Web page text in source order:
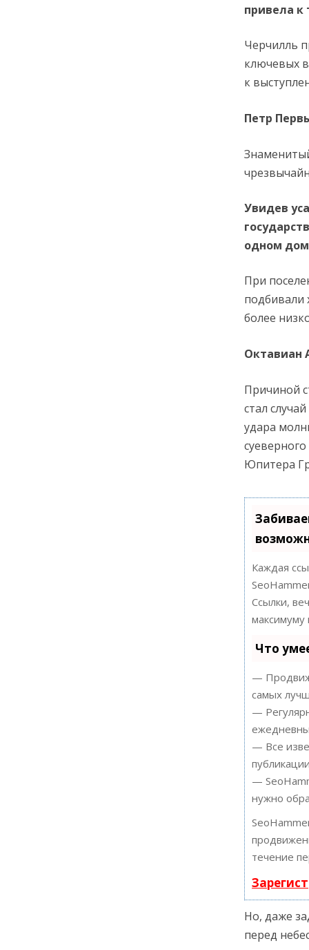
привела к
Черчилль
ключевых
к
Петр
Увидев
одном
При
подбивали
более
Октавиан
Причиной
стал
удара
Юпитера
Каждая
Ссылки,
максимуму
Что
—
самых
—
— Все
—
нужно
течение
Но, даже
перед